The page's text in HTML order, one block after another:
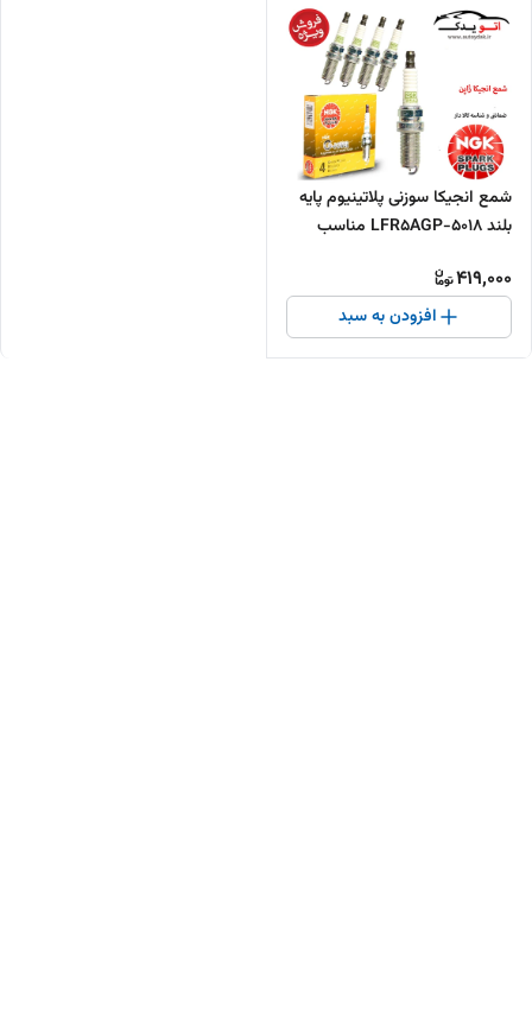
شمع انجیکا سوزنی پلاتینیوم پایه
بلند 5018-LFR5AGP مناسب
419,000
افزودن به سبد